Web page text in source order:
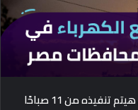
بعد رجوع قطع الكهرباء مرة تانية واللي هيتم تنفيذه من 11 صباحًا